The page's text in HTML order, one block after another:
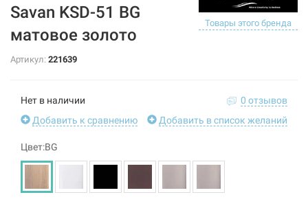
Savan KSD-51 BG
матовое золото
Товары этого бренда
Артикул: 221639
Нет в наличии
0 отзывов
Добавить к сравнению
Добавить в список желаний
Цвет:BG